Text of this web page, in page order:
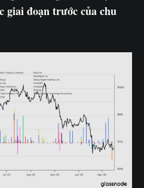
giai đoạn trước của chu